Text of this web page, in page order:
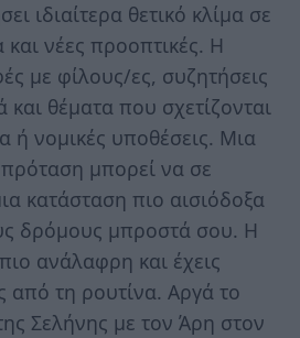
ιδιαίτερα θετικό κλίμα σε
και νέες προοπτικές. Η
με φίλους/ες, συζητήσεις
και θέματα που σχετίζονται
ή νομικές υποθέσεις. Μια
μπορεί να σε
κατάσταση πιο αισιόδοξα
δρόμους μπροστά σου. Η
ανάλαφρη και έχεις
από τη ρουτίνα. Αργά το
Σελήνης με τον Άρη στον